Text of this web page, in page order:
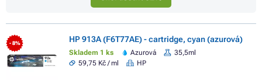
- 8% HP 913A (F6T77AE) - cartridge, cyan (azurová)
Skladem 1 ks Azurová
35,5ml
59,75 Kč / ml
HP